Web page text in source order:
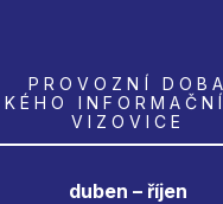
PROVOZNÍ DOBA
VIZOVICE
duben – říjen